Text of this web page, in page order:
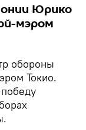
Юрико
мэром
обороны
Токио.